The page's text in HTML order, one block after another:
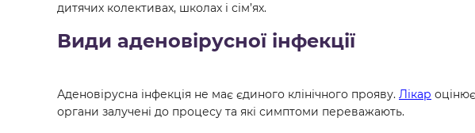
дитячих колективах, школах і сім’ях.
Види аденовірусної інфекції
Аденовірусна інфекція не має єдиного клінічного прояву. Лікар
органи залучені до процесу та які симптоми переважають.